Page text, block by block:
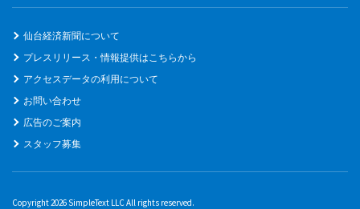
仙台経済新聞について
プレスリリース・情報提供はこちらから
アクセスデータの利用について
お問い合わせ
広告のご案内
スタッフ募集
Copyright 2026 SimpleText LLC All rights reserved.